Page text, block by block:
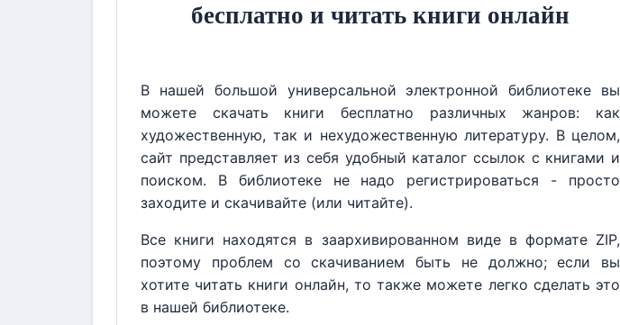
бесплатно и читать книги онлайн
В нашей большой универсальной электронной библиотеке вы
можете скачать книги бесплатно различных жанров: как
художественную, так и нехудожественную литературу. В целом,
сайт представляет из себя удобный каталог ссылок с книгами и
поиском. В библиотеке не надо регистрироваться - просто
заходите и скачивайте (или читайте).
Все книги находятся в заархивированном виде в формате ZIP,
поэтому проблем со скачиванием быть не должно; если вы
хотите читать книги онлайн, то также можете легко сделать это
в нашей библиотеке.